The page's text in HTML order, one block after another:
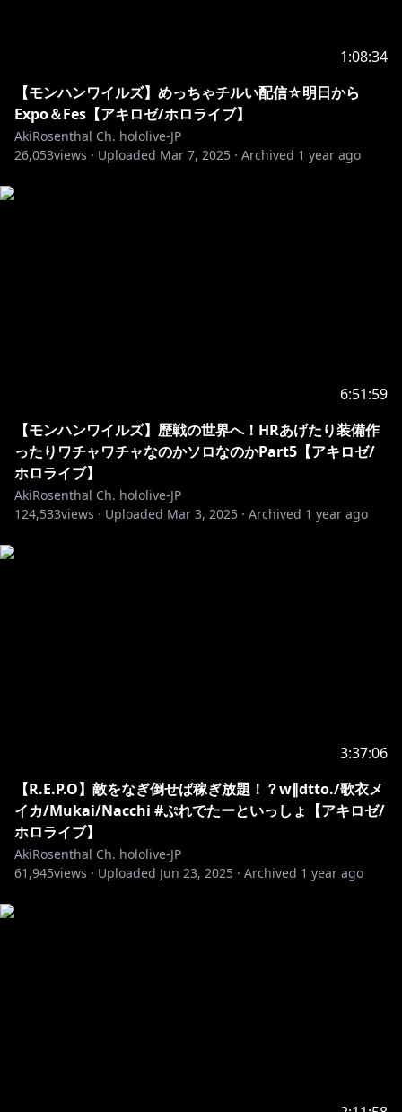
・－・－・－・－・－・－・－・－・－・－・－・－・
🍎ファンレターの受け取りができるよ🍎
〒173-0003
東京都板橋区加賀1丁目6番1号
ネットデポ新板橋
https://hololivepro.com/question
・－・－・－・－・－・－・－・－・－・－・－・－・
－・－・－・－・－・
※ホロライブプロダクションから未成年の視聴者の方々
1:08:34
【モンハンワイルズ】めっちゃチルい配信☆明日から
Expo＆Fes【アキロゼ/ホロライブ】
AkiRosenthal Ch. hololive-JP
26,053views · Uploaded Mar 7, 2025 · Archived 1 year ago
6:51:59
【モンハンワイルズ】歴戦の世界へ！HRあげたり装備作
ったりワチャワチャなのかソロなのかPart5【アキロゼ/
ホロライブ】
AkiRosenthal Ch. hololive-JP
124,533views · Uploaded Mar 3, 2025 · Archived 1 year ago
3:37:06
【R.E.P.O】敵をなぎ倒せば稼ぎ放題！？w∥dtto./歌衣メ
イカ/Mukai/Nacchi #ぷれでたーといっしょ【アキロゼ/
ホロライブ】
AkiRosenthal Ch. hololive-JP
61,945views · Uploaded Jun 23, 2025 · Archived 1 year ago